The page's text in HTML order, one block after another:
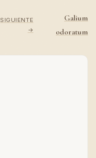
SIGUIENTE
→
Galium
odoratum